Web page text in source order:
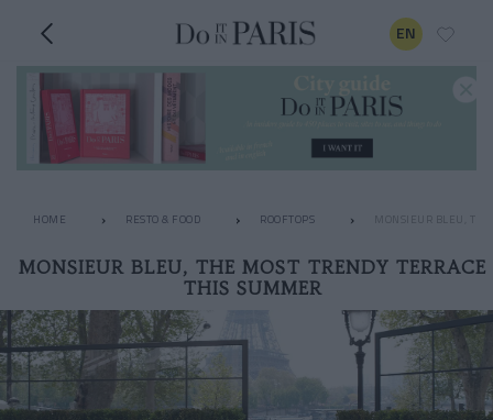
EN
HOME RESTO & FOOD ROOFTOPS MONSIEUR BLEU,
MONSIEUR BLEU, THE MOST TRENDY TERRACE
THIS SUMMER